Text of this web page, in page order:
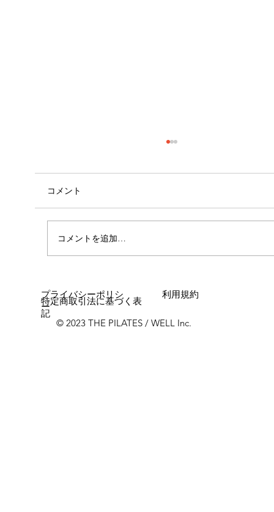
心斎橋店 店長就任！！
コメント
コメントを追加…
© 2023 THE PILATES / WELL Inc.
プライバシーポリシ
ー
利用規約
特定商取引法に基づく表
記